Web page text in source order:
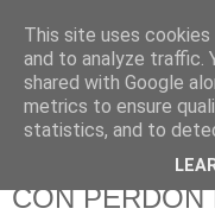
625
LA TELEVISIÓN
CON
This site uses
and to analyze traffic.
shared with Google
metrics to ensure
statistics, and to